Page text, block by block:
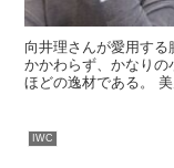
向井理さんが愛用す
かかわらず、かなりの
ほどの逸材である。
IWC